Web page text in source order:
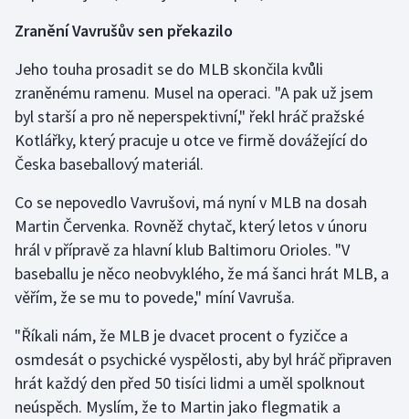
Zranění Vavrušův sen překazilo
Jeho touha prosadit se do MLB skončila kvůli
zraněnému ramenu. Musel na operaci. "A pak už jsem
byl starší a pro ně neperspektivní," řekl hráč pražské
Kotlářky, který pracuje u otce ve firmě dovážející do
Česka baseballový materiál.
Co se nepovedlo Vavrušovi, má nyní v MLB na dosah
Martin Červenka. Rovněž chytač, který letos v únoru
hrál v přípravě za hlavní klub Baltimoru Orioles. "V
baseballu je něco neobvyklého, že má šanci hrát MLB, a
věřím, že se mu to povede," míní Vavruša.
"Říkali nám, že MLB je dvacet procent o fyzičce a
osmdesát o psychické vyspělosti, aby byl hráč připraven
hrát každý den před 50 tisíci lidmi a uměl spolknout
neúspěch. Myslím, že to Martin jako flegmatik a